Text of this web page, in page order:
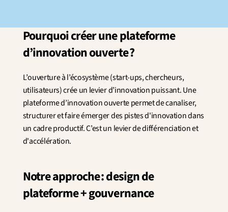
Contact
Innovation
Intelligence artificielle
Stratégie services
Design
Expérience client & collaborateur
Aérospatial
Défense
Banque et Assurance
Mobilité et Transport
Énergie
Pourquoi créer une plateforme
d’innovation ouverte ?
L’ouverture à l’écosystème (start‑ups, chercheurs,
utilisateurs) crée un levier d’innovation puissant. Une
plateforme d’innovation ouverte permet de canaliser,
structurer et faire émerger des pistes d'innovation dans
un cadre productif. C’est un levier de différenciation et
d'accélération.
Notre approche : design de
plateforme + gouvernance